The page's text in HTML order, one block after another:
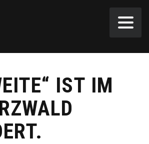
IST IM